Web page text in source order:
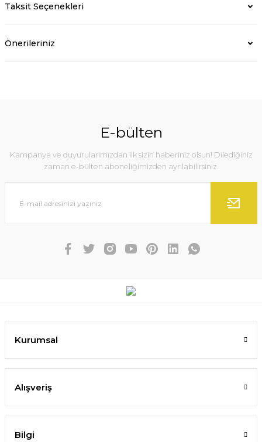
Taksit Seçenekleri
Önerileriniz
E-bülten
Kampanya ve duyurularımızdan ilk sizin haberiniz olsun! Dilediğiniz
zaman e-bülten aboneliğimizden ayrılabilirsiniz.
Kurumsal
Alışveriş
Bilgi